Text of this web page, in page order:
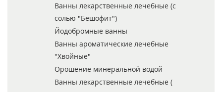
Ванны лекарственные лечебные (с
солью "Бешофит")
Йодобромные ванны
Ванны ароматические лечебные
"Хвойные"
Орошение минеральной водой
Ванны лекарственные лечебные (